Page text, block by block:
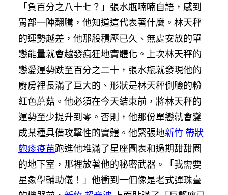
「負百分之八十七？」張水瓶喃喃自語，感到
胃部一陣翻騰，他知道這代表著什麼。林天秤
的運勢越差，他那股積壓已久、無處安放的單
戀能量就會越發瘋狂地實體化。上次林天秤的
戀愛運勢跌至百分之二十，張水瓶就發現他的
廚房裡長滿了巨大的、形狀是林天秤側臉的粉
紅色蘑菇。他必須在今天結束前，將林天秤的
運勢至少提升到零。否則，他那份單戀就會變
成某種具備攻擊性的實體。他緊張地新竹 帶狀
皰疹疫苗跑進他堆滿了星座圖表和過期甜甜圈
的地下室，那裡放著他的秘密武器。「我需要
星象學輔助儀！」他衝到一個像是老式彈珠臺